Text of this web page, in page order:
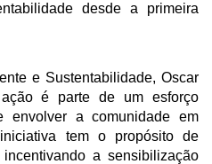
desde a primeira
e Sustentabilidade, Oscar
é parte de um esforço
envolver a comunidade em
tem o propósito de
a sensibilização